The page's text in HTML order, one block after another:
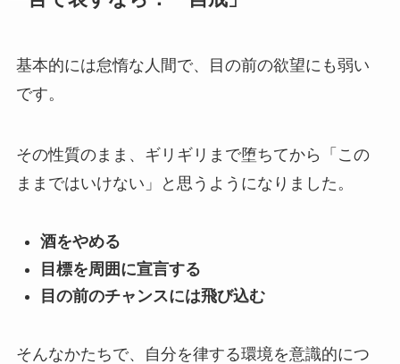
基本的には怠惰な人間で、目の前の欲望にも弱い
です。
その性質のまま、ギリギリまで堕ちてから「この
ままではいけない」と思うようになりました。
酒をやめる
目標を周囲に宣言する
目の前のチャンスには飛び込む
そんなかたちで、自分を律する環境を意識的につ